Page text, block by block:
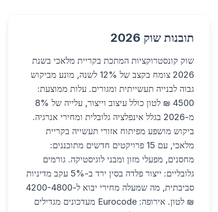
תובנות שוק 2026
שוק קונסטרוקציות המתכת בקריית מלאכי בשנת
2026 צומח בקצב של 12% לשנה, מונע מביקוש
גבוה לבנייה תעשייתית ומגורים. עלות ממוצעת:
4500 ₪ לטון כולל עיצוב וייצור, עלייה של 8%
מ-2026 בגלל אינפלציה גלובלית ומחירי אנרגיה.
ביקוש מושפע מפיתוח אזורי תעשייה בקריית
מלאכי, עם 15 פרויקטים חדשים מתוכננים:
מחסנים, מפעלי מזון ומבני לוגיסטיקה. גורמים
גלובליים: ייצור פלדה בסין ירד ב-5% עקב מדיניות
סביבתית, מה שמעלה מחירי יבוא ל-4200-4800
₪ לטון. אירופה: Eurocode מעדכונים מגדילים